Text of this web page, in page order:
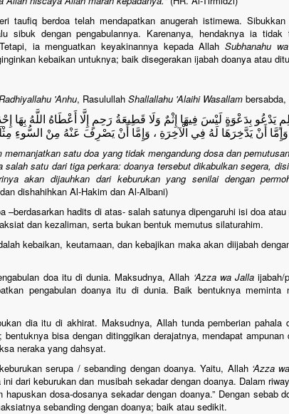
taufiq berdoa telah mendapatkan anugerah istimewa.
sibuk dengan pengabulannya. Karenanya, hendaknya ia tidak
ia menguatkan keyakinannya kepada Allah Subhanahu
kebaikan untuknya; baik disegerakan ijabah doanya atau
'Anhu, Rasulullah Shallallahu 'Alaihi Wasallam bersabda,
بِدَعْوَةٍ لَيْسَ فِيهَا إِثْمٌ وَلَا قَطِيعَةُ رَحِمٍ إِلَّا أَعْطَاهُ اللَّهُ بِهَا
أَنْ يَدَّخِرَهَا لَهُ فِي الْآخِرَةِ ، وَإِمَّا أَنْ يَصْرِفَ عَنْهُ مِنْ السُّوءِ
memanjatkan satu doa yang tidak mengandung dosa dan
salah satu dari tiga perkara: doanya tersebut dikabulkan segera,
akan dijauhkan dari keburukan yang senilai dengan
dishahihkan Al-Hakim dan Al-Albani)
–berdasarkan hadits di atas- salah satunya dipengaruhi isi doa atau
dan kezaliman, serta bukan bentuk memutus silaturahim.
kebaikan, keutamaan, dan kebajikan maka akan diijabah
doa itu di dunia. Maksudnya, Allah ‘Azza wa Jalla ijabah/
pengabulan doanya itu di dunia. Baik bentuknya meminta
dia itu di akhirat. Maksudnya, Allah tunda pemberian pahala
bisa dengan ditinggikan derajatnya, mendapat ampunan
neraka yang dahsyat.
serupa / sebanding dengan doanya. Yaitu, Allah ‘Azza
dari keburukan dan musibah sekadar dengan doanya. Dalam
hapuskan dosa-dosanya sekadar dengan doanya.” Dengan sebab
sebanding dengan doanya; baik atau sedikit.